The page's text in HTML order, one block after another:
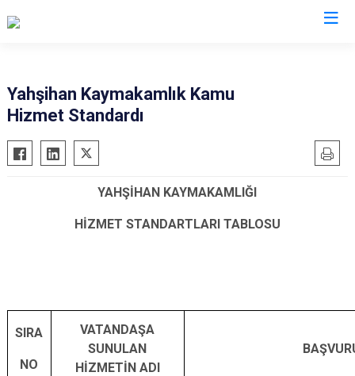
Bahşili
Balışeyh
Yahşihan Kaymakamlık Kamu
Hizmet Standardı
YAHŞİHAN KAYMAKAMLIĞI
HİZMET STANDARTLARI TABLOSU
SIRA
NO
VATANDAŞA
SUNULAN
HİZMETİN ADI